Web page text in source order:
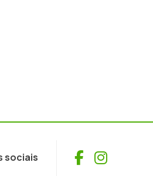
sociais Facebook